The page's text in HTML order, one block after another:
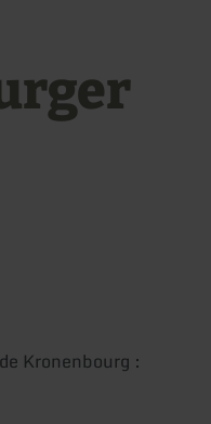
Kronenbourg :